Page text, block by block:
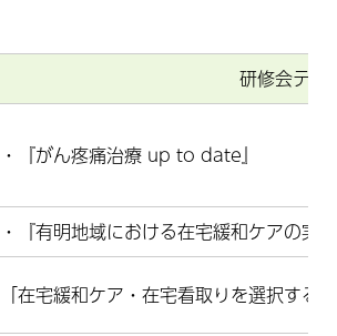
研修会テー
・『がん疼痛治療 up to date』
・『有明地域における在宅緩和ケアの実
「在宅緩和ケア・在宅看取りを選択する